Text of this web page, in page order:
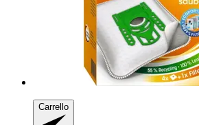
Carrello